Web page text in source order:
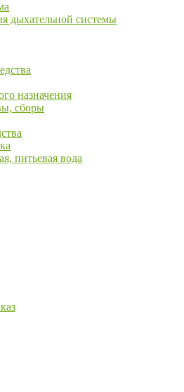
дыхательной системы
назначения
сборы
питьевая вода